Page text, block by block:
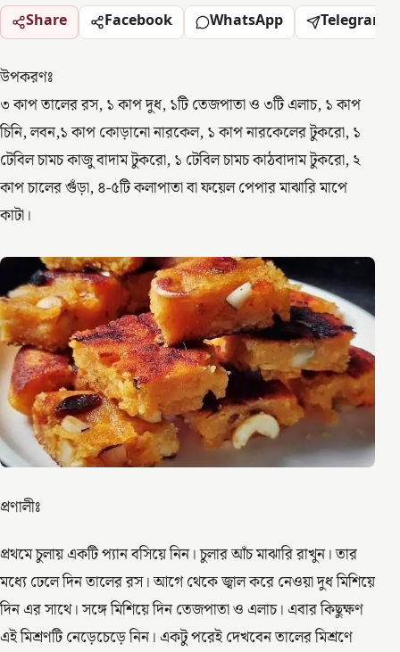
Share Facebook WhatsApp Telegram
উপকরণঃ
৩ কাপ তালের রস, ১ কাপ দুধ, ১টি তেজপাতা ও ৩টি এলাচ, ১ কাপ
চিনি, লবন,১ কাপ কোড়ানো নারকেল, ১ কাপ নারকেলের টুকরো, ১
টেবিল চামচ কাজু বাদাম টুকরো, ১ টেবিল চামচ কাঠবাদাম টুকরো, ২
কাপ চালের গুঁড়া, ৪-৫টি কলাপাতা বা ফয়েল পেপার মাঝারি মাপে
কাটা।
প্রণালীঃ
প্রথমে চুলায় একটি প্যান বসিয়ে নিন। চুলার আঁচ মাঝারি রাখুন। তার
মধ্যে ঢেলে দিন তালের রস। আগে থেকে জ্বাল করে নেওয়া দুধ মিশিয়ে
দিন এর সাথে। সঙ্গে মিশিয়ে দিন তেজপাতা ও এলাচ। এবার কিছুক্ষণ
এই মিশ্রণটি নেড়েচেড়ে নিন। একটু পরেই দেখবেন তালের মিশ্রণে